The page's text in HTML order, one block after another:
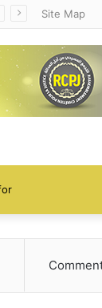
Site Map